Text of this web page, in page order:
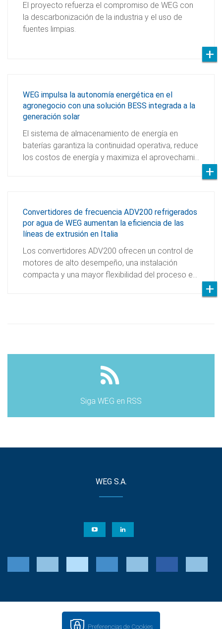
El proyecto refuerza el compromiso de WEG con
la descarbonización de la industria y el uso de
fuentes limpias.
WEG impulsa la autonomía energética en el
agronegocio con una solución BESS integrada a la
generación solar
El sistema de almacenamiento de energía en
baterías garantiza la continuidad operativa, reduce
los costos de energía y maximiza el aprovechami…
Convertidores de frecuencia ADV200 refrigerados
por agua de WEG aumentan la eficiencia de las
líneas de extrusión en Italia
Los convertidores ADV200 ofrecen un control de
motores de alto desempeño, una instalación
compacta y una mayor flexibilidad del proceso e…
Siga WEG en RSS
WEG S.A.
Preferencias de Cookies